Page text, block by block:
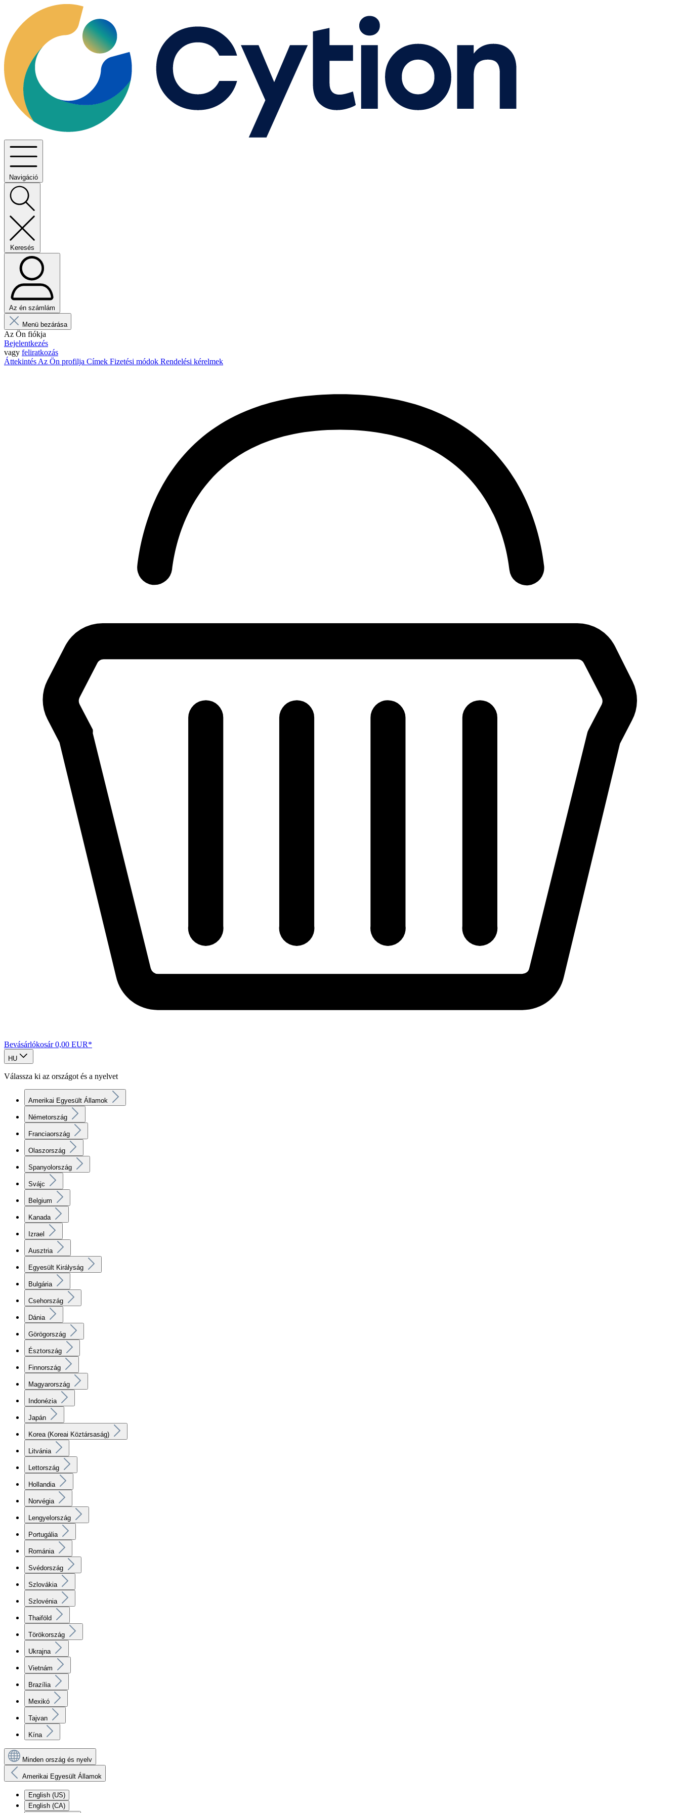
Navigáció
Keresés
Az én számlám
Menü bezárása
Az Ön fiókja
Bejelentkezés
vagy feliratkozás
Áttekintés Az Ön profilja Címek Fizetési módok Rendelési kérelmek
Bevásárlókosár0,00 EUR*
HU
Válassza ki az országot és a nyelvet
Amerikai Egyesült Államok
Németország
Franciaország
Olaszország
Spanyolország
Svájc
Belgium
Kanada
Izrael
Ausztria
Egyesült Királyság
Bulgária
Csehország
Dánia
Görögország
Észtország
Finnország
Magyarország
Indonézia
Japán
Korea (Koreai Köztársaság)
Litvánia
Lettország
Hollandia
Norvégia
Lengyelország
Portugália
Románia
Svédország
Szlovákia
Szlovénia
Thaiföld
Törökország
Ukrajna
Vietnám
Brazília
Mexikó
Tajvan
Kína
Minden ország és nyelv
Amerikai Egyesült Államok
English (US)
English (CA)